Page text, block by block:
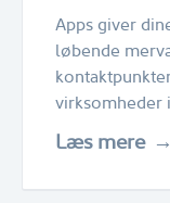
Apps giver
løbende
virksomheder
Læs mere